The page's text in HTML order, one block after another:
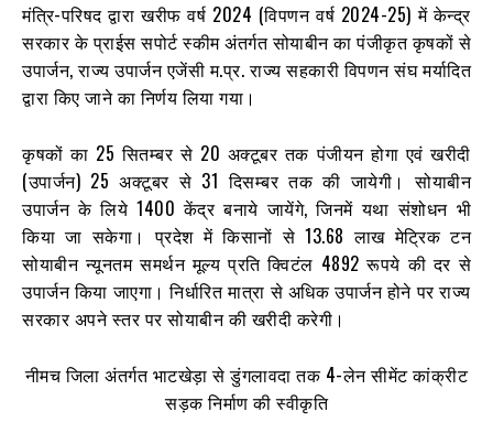
मंत्रि-परिषद द्वारा खरीफ वर्ष 2024 (विपणन वर्ष 2024-25) में केन्द्र
सरकार के प्राईस सपोर्ट स्कीम अंतर्गत सोयाबीन का पंजीकृत कृषकों से
उपार्जन, राज्य उपार्जन एजेंसी म.प्र. राज्य सहकारी विपणन संघ मर्यादित
द्वारा किए जाने का निर्णय लिया गया।
कृषकों का 25 सितम्बर से 20 अक्टूबर तक पंजीयन होगा एवं खरीदी
(उपार्जन) 25 अक्टूबर से 31 दिसम्बर तक की जायेगी। सोयाबीन
उपार्जन के लिये 1400 केंद्र बनाये जायेंगे, जिनमें यथा संशोधन भी
किया जा सकेगा। प्रदेश में किसानों से 13.68 लाख मेट्रिक टन
सोयाबीन न्यूनतम समर्थन मूल्य प्रति क्विटंल 4892 रूपये की दर से
उपार्जन किया जाएगा। निर्धारित मात्रा से अधिक उपार्जन होने पर राज्य
सरकार अपने स्तर पर सोयाबीन की खरीदी करेगी।
नीमच जिला अंतर्गत भाटखेड़ा से डुंगलावदा तक 4-लेन सीमेंट कांक्रीट
सड़क निर्माण की स्वीकृति